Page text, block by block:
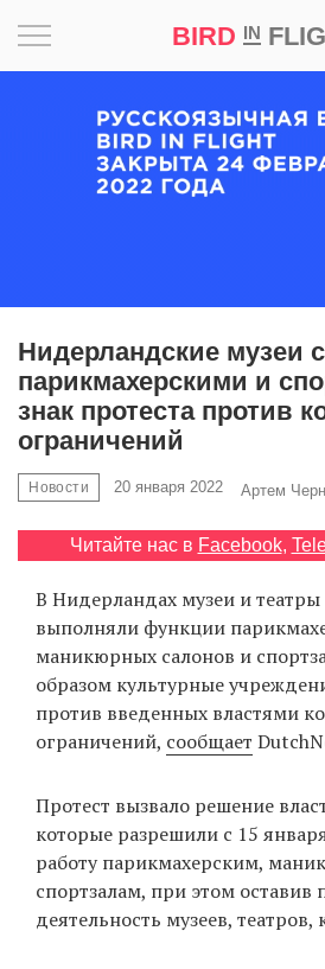
BIRD IN
Нидерландские музеи
парикмахерскими и
знак протеста против
ограничений
Новости 20 января 2022 Артем
Читайте нас в Facebook,
В Нидерландах музеи и театры
выполняли функции
маникюрных салонов и
образом культурные
против введенных властями
ограничений, сообщает
Протест вызвало решение
которые разрешили с 15
работу парикмахерским,
спортзалам, при этом оставив
деятельность музеев, театров,